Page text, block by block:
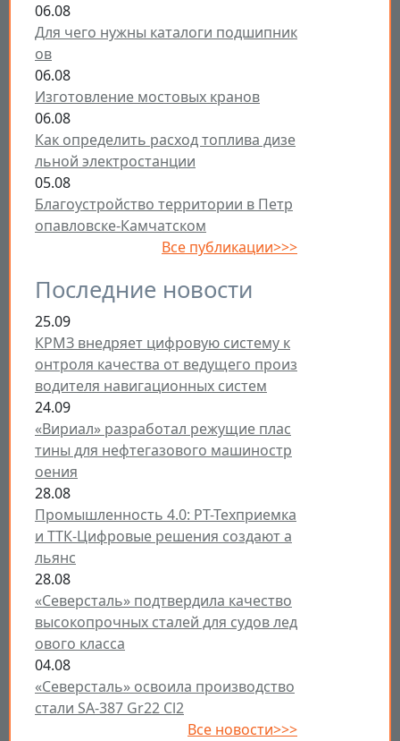
06.08
Для чего нужны каталоги подшипник
ов
06.08
Изготовление мостовых кранов
06.08
Как определить расход топлива дизе
льной электростанции
05.08
Благоустройство территории в Петр
опавловске-Камчатском
Все публикации>>>
Последние новости
25.09
КРМЗ внедряет цифровую систему к
онтроля качества от ведущего произ
водителя навигационных систем
24.09
«Вириал» разработал режущие плас
тины для нефтегазового машиностр
оения
28.08
Промышленность 4.0: РТ-Техприемка
и ТТК-Цифровые решения создают а
льянс
28.08
«Северсталь» подтвердила качество
высокопрочных сталей для судов лед
ового класса
04.08
«Северсталь» освоила производство
стали SA-387 Gr22 Cl2
Все новости>>>